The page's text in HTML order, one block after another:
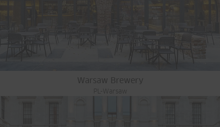
Warsaw Brewery
PL-Warsaw